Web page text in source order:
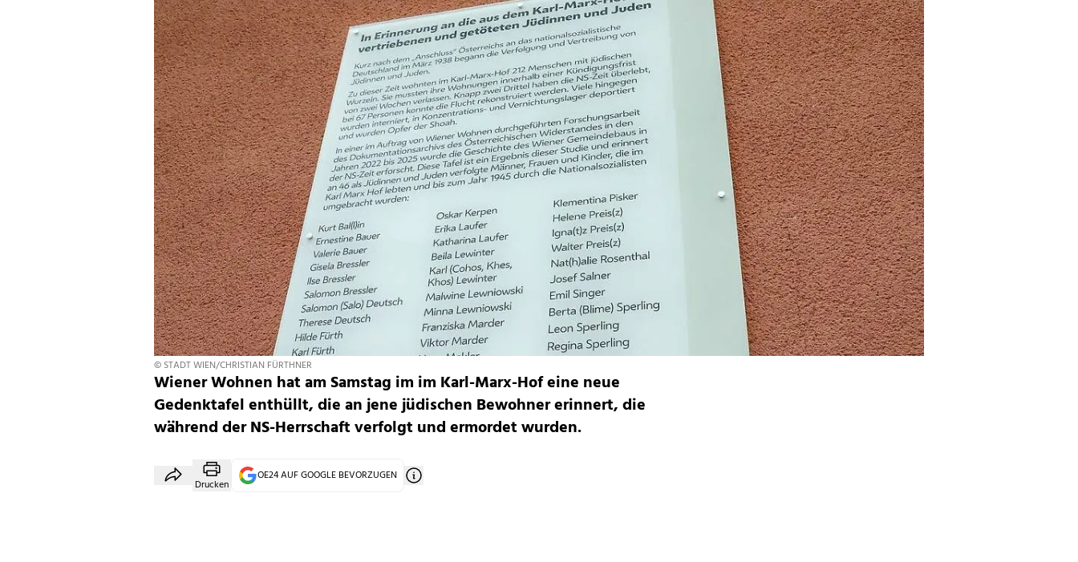
© STADT WIEN/CHRISTIAN FÜRTHNER
Wiener Wohnen hat am Samstag im im Karl-Marx-Hof eine neue
Gedenktafel enthüllt, die an jene jüdischen Bewohner erinnert, die
während der NS-Herrschaft verfolgt und ermordet wurden.
Drucken
OE24 AUF GOOGLE BEVORZUGEN